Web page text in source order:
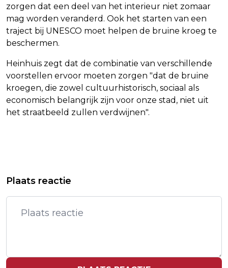
zorgen dat een deel van het interieur niet zomaar
mag worden veranderd. Ook het starten van een
traject bij UNESCO moet helpen de bruine kroeg te
beschermen.
Heinhuis zegt dat de combinatie van verschillende
voorstellen ervoor moeten zorgen "dat de bruine
kroegen, die zowel cultuurhistorisch, sociaal als
economisch belangrijk zijn voor onze stad, niet uit
het straatbeeld zullen verdwijnen".
DE TWEEDE KAMER IN
CBS PAST PROGNOSE
LEVENSVERWACHTING AAN
Plaats reactie